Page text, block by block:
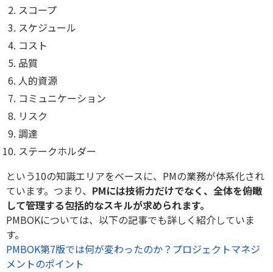
スコープ
スケジュール
コスト
品質
人的資源
コミュニケーション
リスク
調達
ステークホルダー
という10の知識エリアをベースに、PMの業務が体系化され
ています。つまり、 PMには技術力だけでなく、全体を俯瞰
して管理する包括的なスキルが求められます。
PMBOKについては、以下の記事でも詳しく紹介していま
す。
PMBOK第7版では何が変わったのか？プロジェクトマネジ
メントのポイント